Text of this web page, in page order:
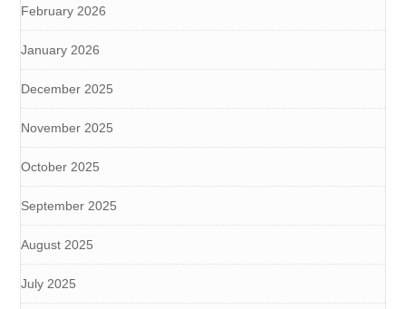
February 2026
January 2026
December 2025
November 2025
October 2025
September 2025
August 2025
July 2025